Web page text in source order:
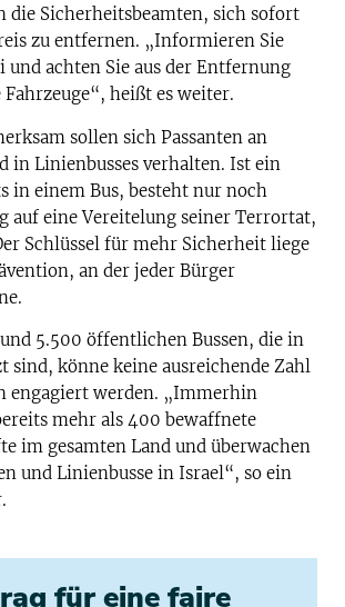
die Sicherheitsbeamten, sich sofort
zu entfernen. „Informieren Sie
und achten Sie aus der Entfernung
heißt es weiter.
sollen sich Passanten an
in Linienbusses verhalten. Ist ein
in einem Bus, besteht nur noch
auf eine Vereitelung seiner Terrortat,
Schlüssel für mehr Sicherheit liege
an der jeder Bürger
5.500 öffentlichen Bussen, die in
sind, könne keine ausreichende Zahl
engagiert werden. „Immerhin
mehr als 400 bewaffnete
im gesamten Land und überwachen
und Linienbusse in Israel“, so ein
für eine faire